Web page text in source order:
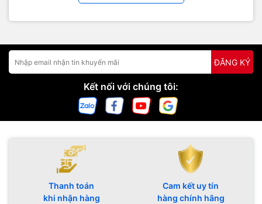
ĐĂNG KÝ
Kết nối với chúng tôi:
Thanh toán
khi nhận hàng
Cam kết uy tín
hàng chính hãng